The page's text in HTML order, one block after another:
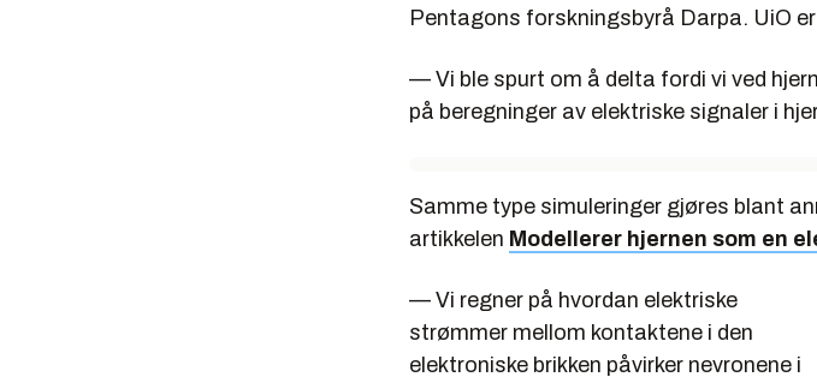
Pentagons forskningsbyrå Darpa. UiO
— Vi ble spurt om å delta fordi vi ved
på beregninger av elektriske signaler i
Samme type simuleringer gjøres blant
artikkelen Modellerer hjernen som en
— Vi regner på hvordan elektriske
strømmer mellom kontaktene i den
elektroniske brikken påvirker nevronene i